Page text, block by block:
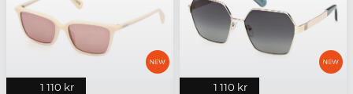
1 110 kr 1 110 kr